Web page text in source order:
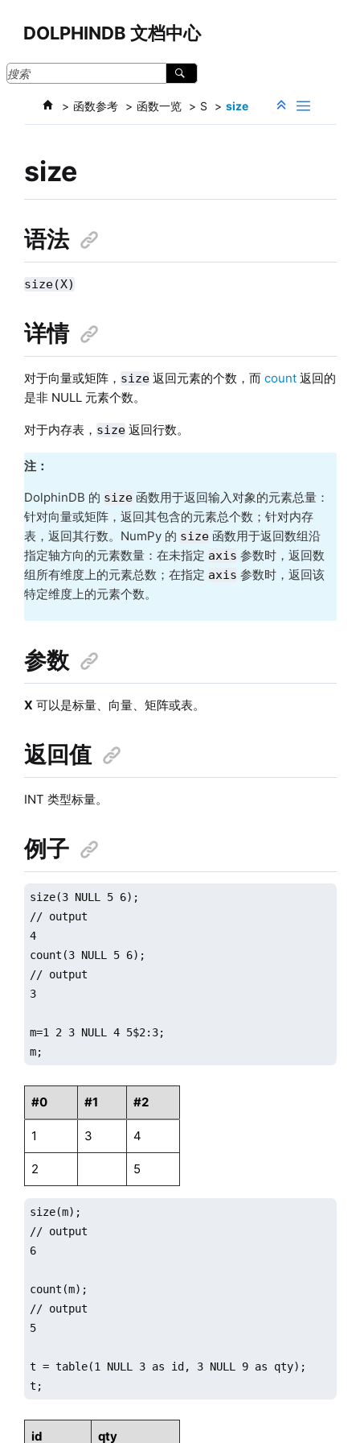
DOLPHINDB 文档中心
函数参考 函数一览 S size
size
语法
size(X)
详情
对于向量或矩阵， size返回元素的个数，而 count返回的
是非 NULL 元素个数。
对于内存表， size返回行数。
注：
DolphinDB 的 size函数用于返回输入对象的元素总量：
针对向量或矩阵，返回其包含的元素总个数；针对内存
表，返回其行数。NumPy 的 size函数用于返回数组沿
指定轴方向的元素数量：在未指定 axis 参数时，返回数
组所有维度上的元素总数；在指定 axis 参数时，返回该
特定维度上的元素个数。
参数
X 可以是标量、向量、矩阵或表。
返回值
INT 类型标量。
例子
size(3 NULL 5 6);
// output
4
count(3 NULL 5 6);
// output
3
m=1 2 3 NULL 4 5$2:3;
m;
#0 #1 #2
1 3 4
2 5
size(m);
// output
6
count(m);
// output
5
t = table(1 NULL 3 as id, 3 NULL 9 as qty);
t;
id qty